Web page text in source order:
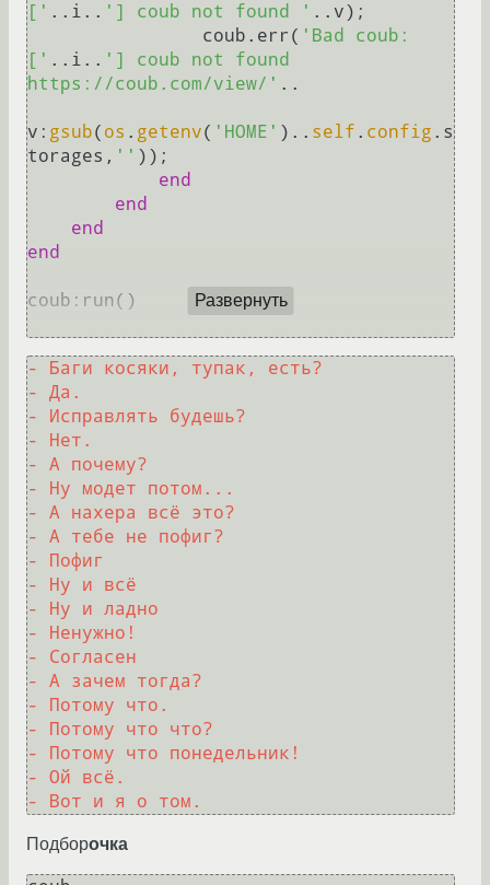
[' ..i.. '] coub not found ' ..v);
                coub.err(
'Bad coub:
[' ..i.. '] coub not found
https://coub.com/view/' ..
v: gsub( os . getenv( 'HOME' ).. self . config .s
torages, '' ));
end
end
end
end
coub:run() Развернуть
- Баги косяки, тупак, есть?
- Да.
- Исправлять будешь?
- Нет.
- А почему?
- Ну модет потом...
- А нахера всё это?
- А тебе не пофиг?
- Пофиг
- Ну и всё
- Ну и ладно
- Ненужно!
- Согласен
- А зачем тогда?
- Потому что.
- Потому что что?
- Потому что понедельник!
- Ой всё.
- Вот и я о том.
Подборочка